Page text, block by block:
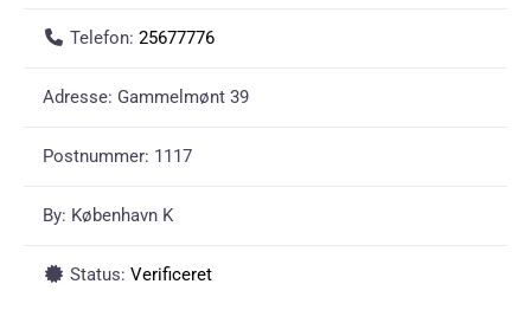
Telefon: 25677776
Adresse: Gammelmønt 39
Postnummer: 1117
By: København K
Status: Verificeret